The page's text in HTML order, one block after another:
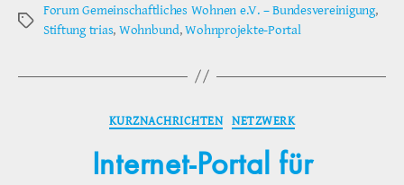
Schlagwörter
Forum Gemeinschaftliches Wohnen e.V. – Bundesvereinigung,
Stiftung trias, Wohnbund,Wohnprojekte-Portal
Kategorien
KURZNACHRICHTEN NETZWERK
Internet-Portal für